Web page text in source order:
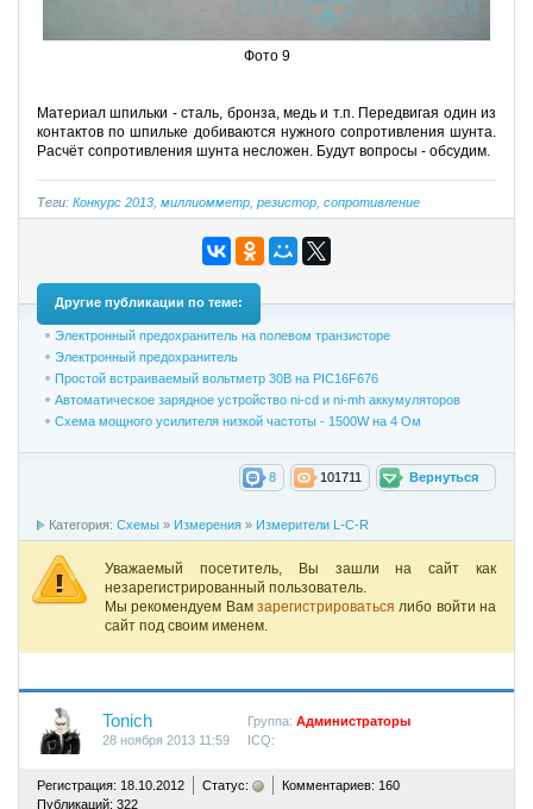
Фото 9
Материал шпильки - сталь, бронза, медь и т.п. Передвигая один из
контактов по шпильке добиваются нужного сопротивления шунта.
Расчёт сопротивления шунта несложен. Будут вопросы - обсудим.
Теги: Конкурс 2013, миллиомметр, резистор, сопротивление
Другие публикации по теме:
Электронный предохранитель на полевом транзисторе
Электронный предохранитель
Простой встраиваемый вольтметр 30В на PIC16F676
Автоматическое зарядное устройство ni-cd и ni-mh аккумуляторов
Схема мощного усилителя низкой частоты - 1500W на 4 Ом
Вернуться
101711
8
Категория: Схемы » Измерения » Измерители L-C-R
Уважаемый посетитель, Вы зашли на сайт как
незарегистрированный пользователь.
Мы рекомендуем Вам зарегистрироваться либо войти на
сайт под своим именем.
Tonich
28 ноября 2013 11:59
Группа: Администраторы
ICQ:
Регистрация: 18.10.2012 Статус:
Комментариев: 160
Публикаций: 322